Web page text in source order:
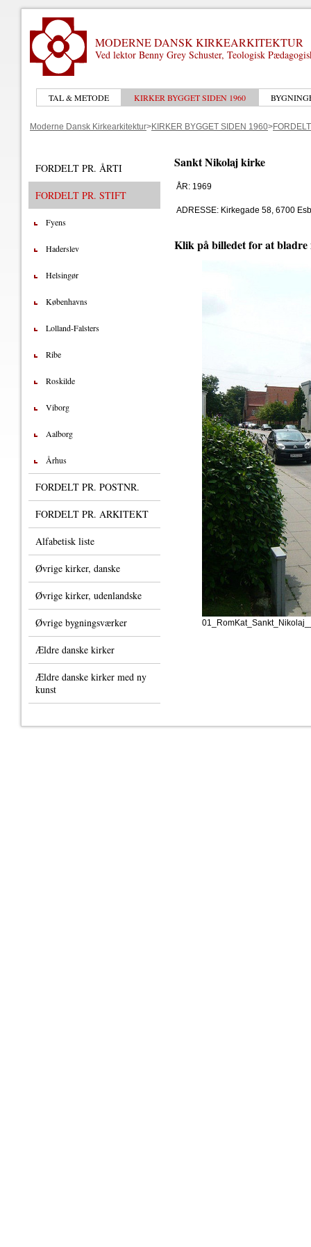
MODERNE DANSK KIRKEARKITEKTUR
Ved lektor Benny Grey Schuster, Teologisk
TAL & METODE KIRKER BYGGET SIDEN 1960
Moderne Dansk Kirkearkitektur>KIRKER BYGGET SIDEN 1960>
FORDELT PR. ÅRTI
FORDELT PR. STIFT
Fyens
Haderslev
Helsingør
Københavns
Lolland-Falsters
Ribe
Roskilde
Viborg
Aalborg
Århus
FORDELT PR. POSTNR.
FORDELT PR. ARKITEKT
Alfabetisk liste
Øvrige kirker, danske
Øvrige kirker, udenlandske
Øvrige bygningsværker
Ældre danske kirker
Ældre danske kirker med ny
kunst
Sankt Nikolaj kirke
ÅR: 1969
ADRESSE: Kirkegade 58, 6700
Klik på billedet for at bladre